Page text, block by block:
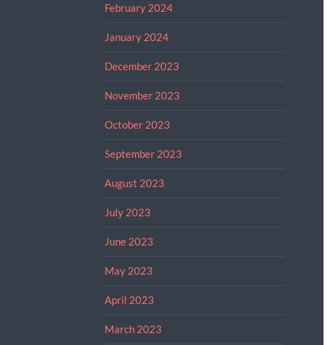
February 2024
January 2024
December 2023
November 2023
October 2023
September 2023
August 2023
July 2023
June 2023
May 2023
April 2023
March 2023